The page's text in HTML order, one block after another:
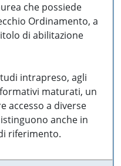
che possiede
Ordinamento, a
di abilitazione
intrapreso, agli
maturati, un
accesso a diverse
anche in
riferimento.